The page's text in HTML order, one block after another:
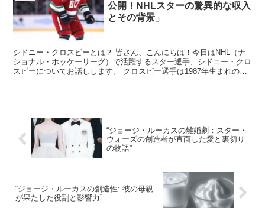
公開！NHLスターの驚異的な収入
とその背景」
シドニー・クロスビーとは？ 皆さん、こんにちは！今日はNHL（ナ
ショナル・ホッケーリーグ）で活躍するスター選手、シドニー・クロ
スビーについてお話しします。 クロスビー選手は1987年生まれのカ
“ジョージ・ルーカスの離婚劇：スター・
ウォーズの創造者が直面した愛と裏切り
の物語”
“ジョージ・ルーカスの創造性: 彼の母親
が果たした役割と影響力”